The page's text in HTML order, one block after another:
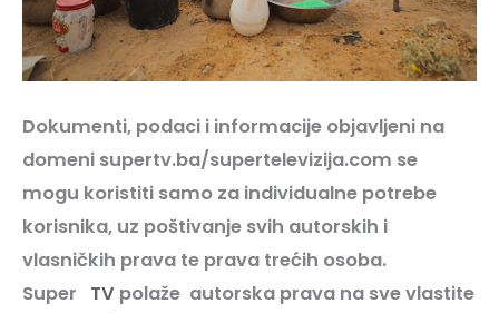
Dokumenti, podaci i informacije objavljeni na
domeni supertv.ba/supertelevizija.com se
mogu koristiti samo za individualne potrebe
korisnika, uz poštivanje svih autorskih i
vlasničkih prava te prava trećih osoba.
Super
TV polaže autorska prava na sve vlastite